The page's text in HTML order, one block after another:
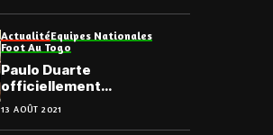
ActualitéEquipes Nationales
Foot Au Togo
Paulo Duarte
officiellement
sélectionneur du Togo
13 AOÛT 2021